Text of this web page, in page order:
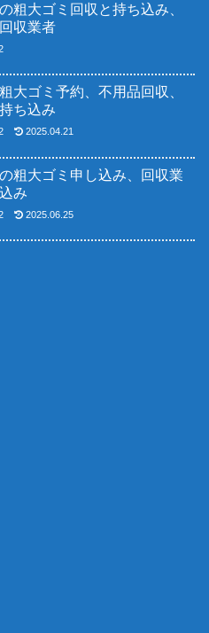
粗大ゴミ回収と持ち込み、
収業者
大ゴミ予約、不用品回収、
ち込み
2025.04.21
粗大ゴミ申し込み、回収業
み
2025.06.25